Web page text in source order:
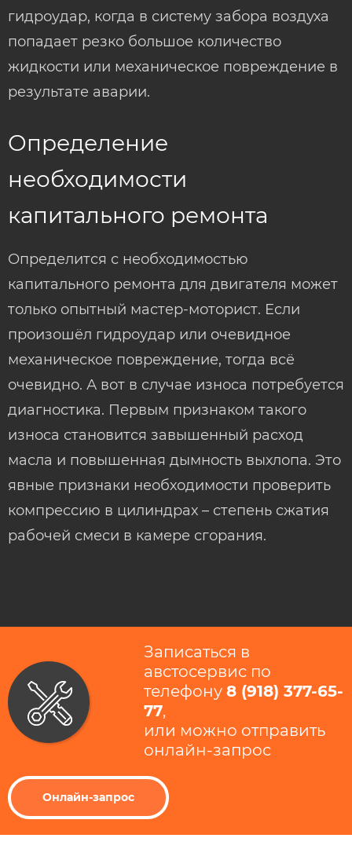
гидроудар, когда в систему забора воздуха
попадает резко большое количество
жидкости или механическое повреждение в
результате аварии.
Определение
необходимости
капитального ремонта
Определится с необходимостью
капитального ремонта для двигателя может
только опытный мастер-моторист. Если
произошёл гидроудар или очевидное
механическое повреждение, тогда всё
очевидно. А вот в случае износа потребуется
диагностика. Первым признаком такого
износа становится завышенный расход
масла и повышенная дымность выхлопа. Это
явные признаки необходимости проверить
компрессию в цилиндрах – степень сжатия
рабочей смеси в камере сгорания.
Записаться в
австосервис по
телефону 8 (918) 377-65-
77​,
или можно отправить
онлайн-запрос
Онлайн-запрос